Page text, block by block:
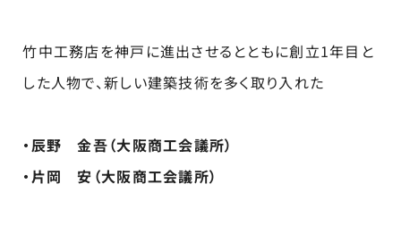
竹中工務店を神戸に進出させるとともに創立1年目と
した人物で、新しい建築技術を多く取り入れた
・辰野 金吾（大阪商工会議所）
・片岡 安（大阪商工会議所）